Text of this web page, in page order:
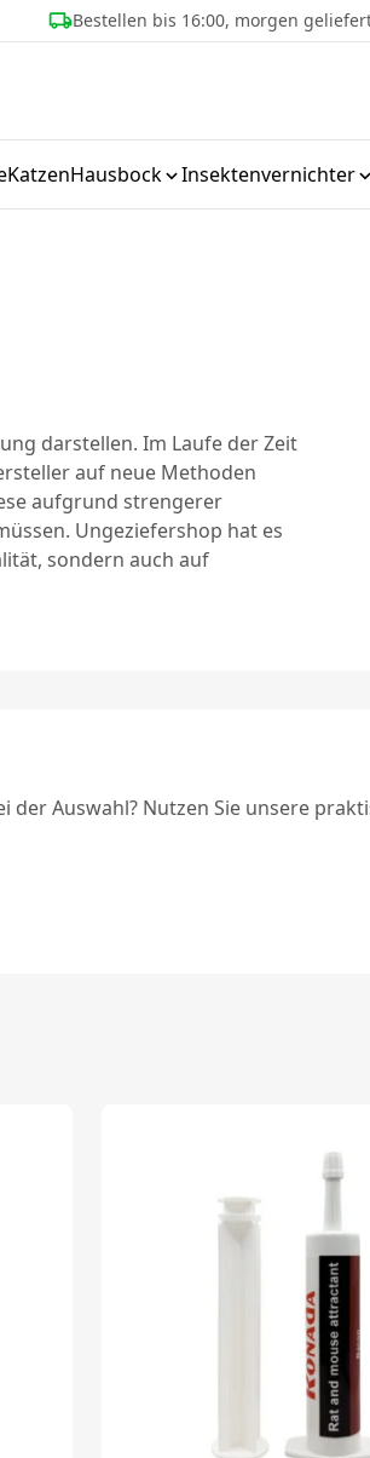
Bestellen bis 16:00, morgen
KatzenHausbock Insektenvernichter
darstellen. Im Laufe der Zeit
auf neue Methoden
aufgrund strengerer
Ungeziefershop hat es
sondern auch auf
der Auswahl? Nutzen Sie unsere